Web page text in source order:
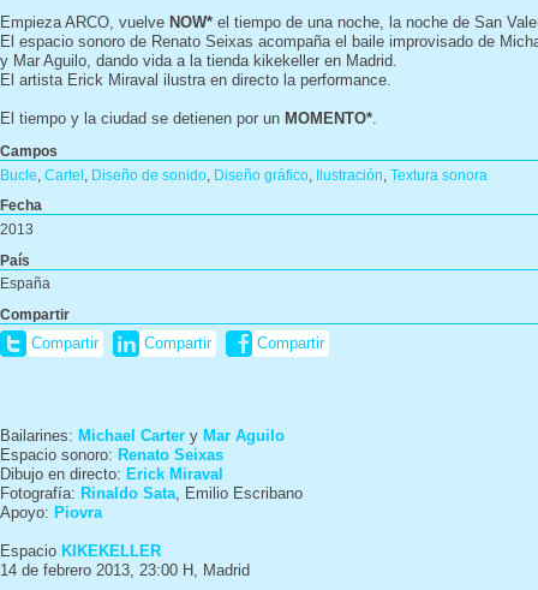
Empieza ARCO, vuelve NOW* el tiempo de una noche, la noche de San
El espacio sonoro de Renato Seixas acompaña el baile improvisado de
y Mar Aguilo, dando vida a la tienda kikekeller en Madrid.
El artista Erick Miraval ilustra en directo la performance.
El tiempo y la ciudad se detienen por un MOMENTO*.
Campos
Bucle Cartel Diseño de sonido Diseño gráfico Ilustración Textura sonora
Fecha
2013
País
España
Compartir
Compartir Compartir Compartir
Bailarines: Michael Carter y Mar Aguilo
Espacio sonoro: Renato Seixas
Dibujo en directo: Erick Miraval
Fotografía: Rinaldo Sata , Emilio Escribano
Apoyo: Piovra
Espacio KIKEKELLER
14 de febrero 2013, 23:00 H, Madrid